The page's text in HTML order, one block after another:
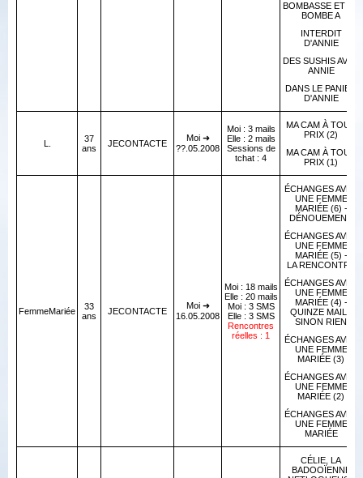
BOMBASSE ET DE
BOMBE A
INTERDIT
D'ANNIE
DES SUSHIS AVEC
ANNIE
DANS LE PANIER
D'ANNIE
L.
37
ans
JECONTACTE
Moi ➜
??.05.2008
Moi : 3 mails
Elle : 2 mails
Sessions de
tchat : 4
MA CAM À TOUT
PRIX (2)
MA CAM À TOUT
PRIX (1)
FemmeMariée
33
ans
JECONTACTE
Moi ➜
16.05.2008
Moi : 18 mails
Elle : 20 mails
Moi : 3 SMS
Elle : 3 SMS
Rencontres
réelles : 1
ÉCHANGES AVEC
UNE FEMME
MARIÉE (6) -
DÉNOUEMENT
ÉCHANGES AVEC
UNE FEMME
MARIÉE (5) -
LA RENCONTRE
ÉCHANGES AVEC
UNE FEMME
MARIÉE (4) -
QUINZE MAILS
SINON RIEN
ÉCHANGES AVEC
UNE FEMME
MARIÉE (3)
ÉCHANGES AVEC
UNE FEMME
MARIÉE (2)
ÉCHANGES AVEC
UNE FEMME
MARIÉE
CÉLIE, LA
BADOOÏENNE